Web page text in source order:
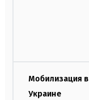
Мобилизация в
Украине